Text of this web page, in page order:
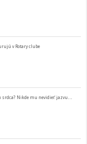
v Rotary clube
srdca? Nikde mu nevidieť jazvu…